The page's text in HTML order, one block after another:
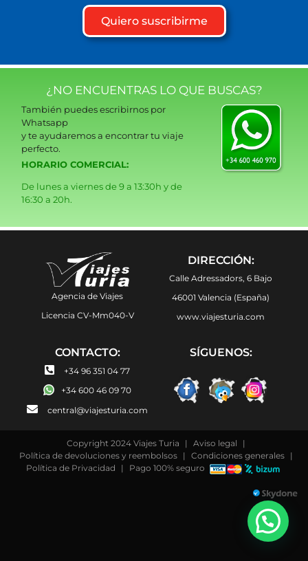
Quiero suscribirme
¿NO ENCUENTRAS LO QUE BUSCAS?
También puedes escribirnos por
Whatsapp
y te ayudaremos a encontrar tu viaje
perfecto.
HORARIO COMERCIAL:
De lunes a viernes de 9 a 13:30h y de
16:30 a 20h.
Agencia de Viajes
Licencia CV-Mm040-V
DIRECCIÓN:
Calle Adressadors, 6 Bajo
46001 Valencia (España)
www.viajesturia.com
CONTACTO:
+34 96 351 04 77
+34 600 46 09 70
central@viajesturia.com
SÍGUENOS:
Copyright 2024 Viajes Turia | Aviso legal
|
Política de devoluciones y reembolsos
| Condiciones generales
|
Política de Privacidad
| Pago 100% seguro